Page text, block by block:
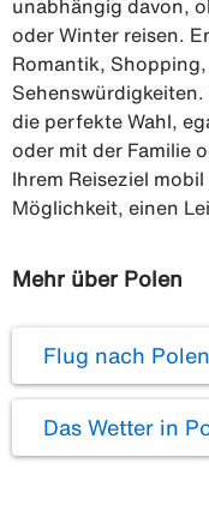
unabhängig davon,
oder Winter reisen.
Romantik,
Sehenswürdigkeiten.
die perfekte Wahl,
oder mit der Familie
Ihrem Reiseziel
Möglichkeit, einen
Mehr über Polen
Flug nach Polen
Das Wetter in